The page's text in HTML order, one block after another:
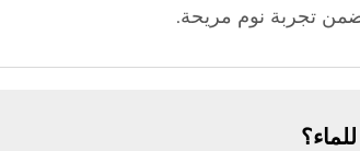
يضمن تجربة نوم مريحة.